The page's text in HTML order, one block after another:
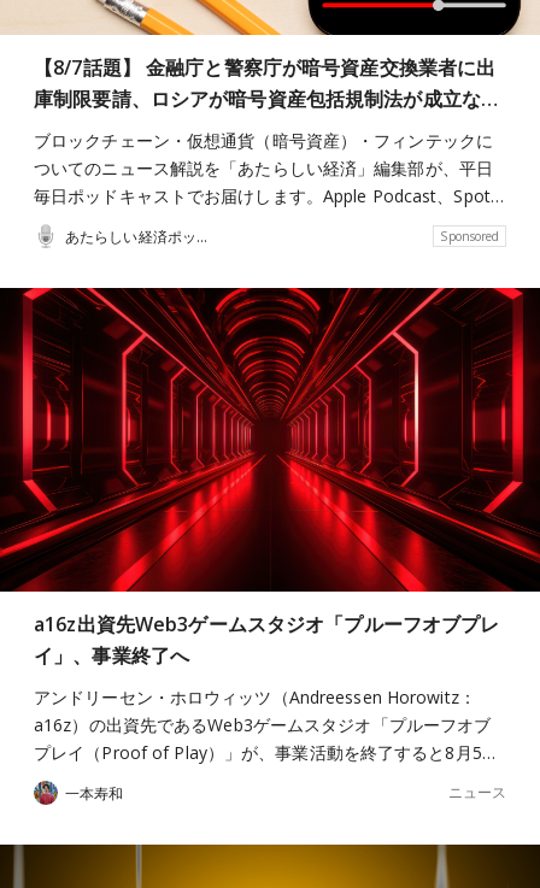
【8/7話題】 金融庁と警察庁が暗号資産交換業者に出
庫制限要請、ロシアが暗号資産包括規制法が成立な…
ブロックチェーン・仮想通貨（暗号資産）・フィンテックに
ついてのニュース解説を「あたらしい経済」編集部が、平日
毎日ポッドキャストでお届けします。Apple Podcast、Spot…
あたらしい経済ポッドキャスト Sponsored
a16z出資先Web3ゲームスタジオ「プルーフオブプレ
イ」、事業終了へ
アンドリーセン・ホロウィッツ（Andreessen Horowitz：
a16z）の出資先であるWeb3ゲームスタジオ「プルーフオブ
プレイ（Proof of Play）」が、事業活動を終了すると8月5…
一本寿和 ニュース